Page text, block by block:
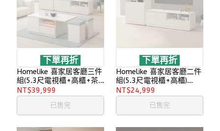
下單再折
Homelike 喜家居客廳三件
組(5.3尺電視櫃+高櫃+茶
几)(2605)
NT$39,999
已售完
下單再折
Homelike 喜家居客廳二件
組(5.3尺電視櫃+高櫃)
(2605)
NT$24,999
已售完